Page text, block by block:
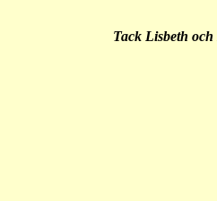
Tack Lisbeth